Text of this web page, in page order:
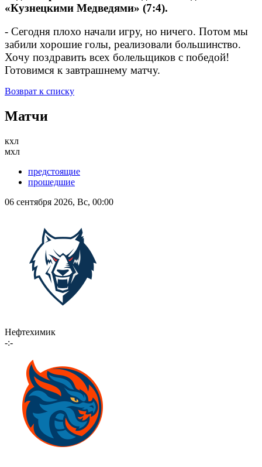
«Кузнецкими Медведями» (7:4).
- Сегодня плохо начали игру, но ничего. Потом мы
забили хорошие голы, реализовали большинство.
Хочу поздравить всех болельщиков с победой!
Готовимся к завтрашнему матчу.
Возврат к списку
Матчи
кхл
мхл
предстоящие
прошедшие
06 сентября 2026, Вс, 00:00
Нефтехимик
-:-